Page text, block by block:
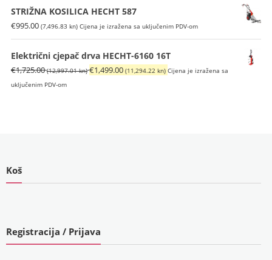
kn).
STRIŽNA KOSILICA HECHT 587
€995.00 (7,496.83 kn) Cijena je izražena sa uključenim PDV-om
Električni cjepač drva HECHT-6160 16T
€1,725.00 (12,997.01 kn)Izvorna
€1,499.00 (11,294.22 kn) Trenutna
Cijena je izražena sa
uključenim PDV-om
Koš
Registracija / Prijava